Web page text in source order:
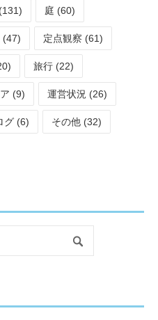
庭 (60)
(47) 定点観察 (61)
旅行 (22)
(9) 運営状況 (26)
グ (6) その他 (32)